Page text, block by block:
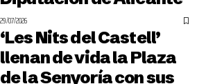
29/07/2026
‘Les Nits del Castell’
llenan de vida la Plaza
de la Senyoría con sus